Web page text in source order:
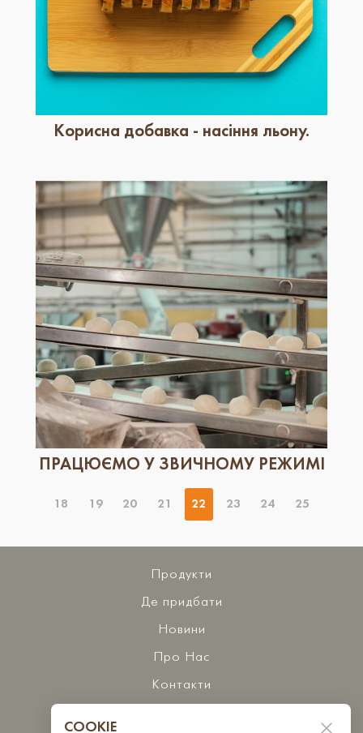
Корисна добавка - насіння льону.
ПРАЦЮЄМО У ЗВИЧНОМУ РЕЖИМІ
18 19 20 21 22 23 24 25
Продукти
Де придбати
Новини
Про Нас
Контакти
COOKIE